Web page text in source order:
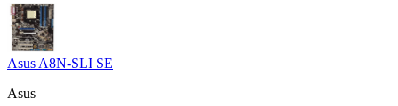
Asus A8N-SLI SE
Asus